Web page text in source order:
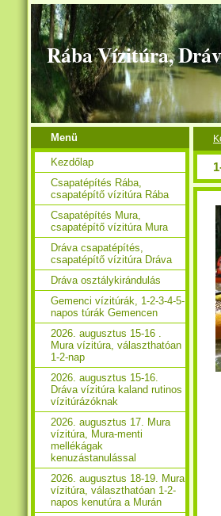
Rába Vízitúra,
Menü
Kezdőlap
Csapatépítés Rába,
csapatépítő vízitúra Rába
Csapatépítés Mura,
csapatépítő vízitúra Mura
Dráva csapatépítés,
csapatépítő vízitúra Dráva
Dráva osztálykirándulás
Gemenci vízitúrák, 1-2-3-4-5-
napos túrák Gemencen
2026. augusztus 15-16 .
Mura vízitúra, választhatóan
1-2-nap
2026. augusztus 15-16.
Dráva vízitúra kaland rutinos
vízitúrázóknak
2026. augusztus 17. Mura
vízitúra, Mura-menti
mellékágak
kenuzástanulással
2026. augusztus 18-19. Mura
vízitúra, választhatóan 1-2-
napos kenutúra a Murán